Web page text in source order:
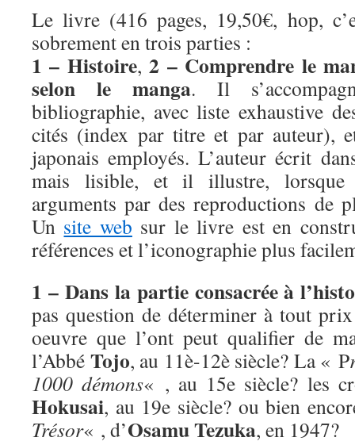
Le livre (416 pages, 19,50€, hop,
sobrement en trois parties :
1 – Histoire,2 – Comprendre le
selon le manga. Il
bibliographie, avec liste exhaustive
cités (index par titre et par auteur),
japonais employés. L’auteur écrit
mais lisible, et il illustre, lorsque
arguments par des reproductions de
Un site web sur le livre est en
références et l’iconographie plus
1 – Dans la partie consacrée à
pas question de déterminer à tout
oeuvre que l’ont peut qualifier de
l’Abbé Tojo, au 11è-12è siècle? La « P
1000 démons« , au 15e siècle? les
Hokusai, au 19e siècle? ou bien
Trésor« , d’Osamu Tezuka, en 1947?